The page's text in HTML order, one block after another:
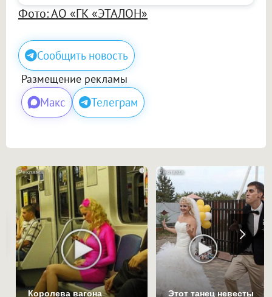
Фото: АО «ГК «ЭТАЛОН»
Сообщить новость
Размещение рекламы
Макс Телеграм
i
Королева вагона
Этот танец невесты